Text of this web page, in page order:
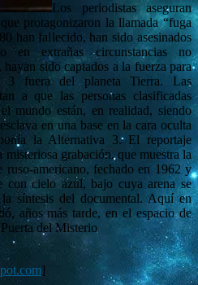
Los periodistas aseguran
protagonizaron la llamada “fuga
han fallecido, han sido asesinados
en extrañas circunstancias no
hayan sido captados a la fuerza para
3 fuera del planeta Tierra. Las
a que las personas clasificadas
mundo están, en realidad, siendo
en una base en la cara oculta
la Alternativa 3. El reportaje
misteriosa grabación, que muestra la
ruso-americano, fechado en 1962 y
con cielo azul, bajo cuya arena se
síntesis del documental. Aquí en
años más tarde, en el espacio de
del Misterio
]